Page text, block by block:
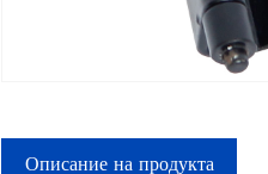
Описание на продукта